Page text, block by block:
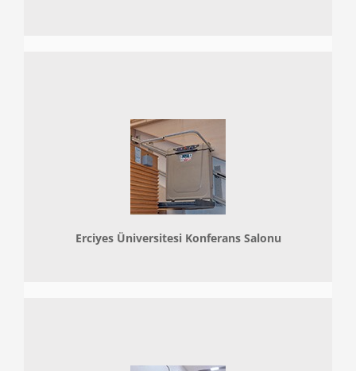
Erciyes Üniversitesi Konferans Salonu